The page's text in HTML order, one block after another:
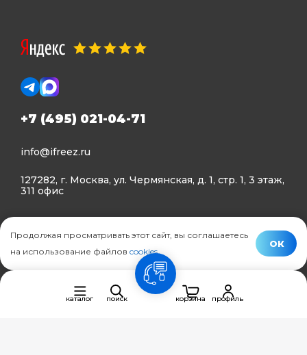
+7 (495) 021-04-71
info@ifreez.ru
127282, г. Москва, ул. Чермянская, д. 1, стр. 1, 3 этаж,
311 офис
Политика конфиденциальности
© Ifreez - продажа и установка климатической техники,
каталог поиск
связь
корзина
профиль
Продолжая просматривать этот сайт, вы соглашаетесь
на использование файлов cookies.
ОК